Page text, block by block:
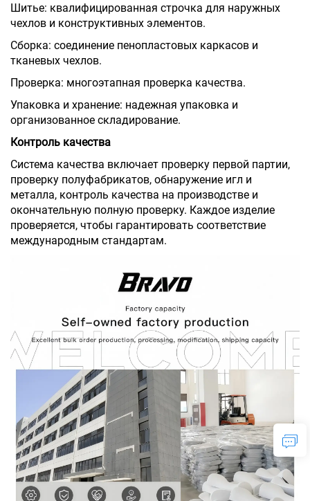
Шитье: квалифицированная строчка для наружных
чехлов и конструктивных элементов.
Сборка: соединение пенопластовых каркасов и
тканевых чехлов.
Проверка: многоэтапная проверка качества.
Упаковка и хранение: надежная упаковка и
организованное складирование.
Контроль качества
Система качества включает проверку первой партии,
проверку полуфабрикатов, обнаружение игл и
металла, контроль качества на производстве и
окончательную полную проверку. Каждое изделие
проверяется, чтобы гарантировать соответствие
международным стандартам.